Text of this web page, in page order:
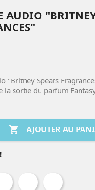
AUDIO
"Britney Spears
la sortie du parfum
 AJOUTER AU